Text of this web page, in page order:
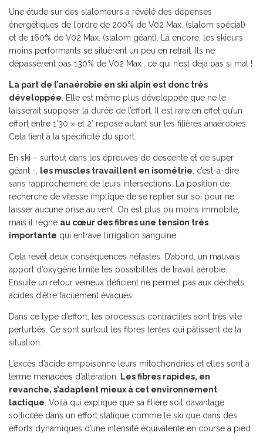
Une étude sur des slalomeurs a révélé des dépenses
énergétiques de l’ordre de 200% de V02 Max. (slalom spécial)
et de 160% de V02 Max. (slalom géant). Là encore, les skieurs
moins performants se situèrent un peu en retrait. Ils ne
dépassèrent pas 130% de V02 Max., ce qui n’est déjà pas si mal !
La part de l’anaérobie en ski alpin est donc très
développée . Elle est même plus développée que ne le
laisserait supposer la durée de l’effort. Il est rare en effet qu’un
effort entre 1’30 » et 2′ repose autant sur les filières anaérobies.
Cela tient à la spécificité du sport.
En ski – surtout dans les épreuves de descente et de super
géant -,
les muscles travaillent en isométrie , c’est-à-dire
sans rapprochement de leurs intersections. La position de
recherche de vitesse implique de se replier sur soi pour ne
laisser aucune prise au vent. On est plus ou moins immobile,
mais il règne au cœur des fibres une tension très
importante qui entrave l’irrigation sanguine.
Cela revêt deux conséquences néfastes. D’abord, un mauvais
apport d’oxygène limite les possibilités de travail aérobie.
Ensuite un retour veineux déficient ne permet pas aux déchets
acides d’être facilement évacués.
Dans ce type d’effort, les processus contractiles sont très vite
perturbés. Ce sont surtout les fibres lentes qui pâtissent de la
situation.
L’excès d’acide empoisonne leurs mitochondries et elles sont à
terme menacées d’altération.
Les fibres rapides, en
revanche, s’adaptent mieux à cet environnement
lactique . Voilà qui explique que sa filière soit davantage
sollicitée dans un effort statique comme le ski que dans des
efforts dynamiques d’une intensité équivalente en course à pied